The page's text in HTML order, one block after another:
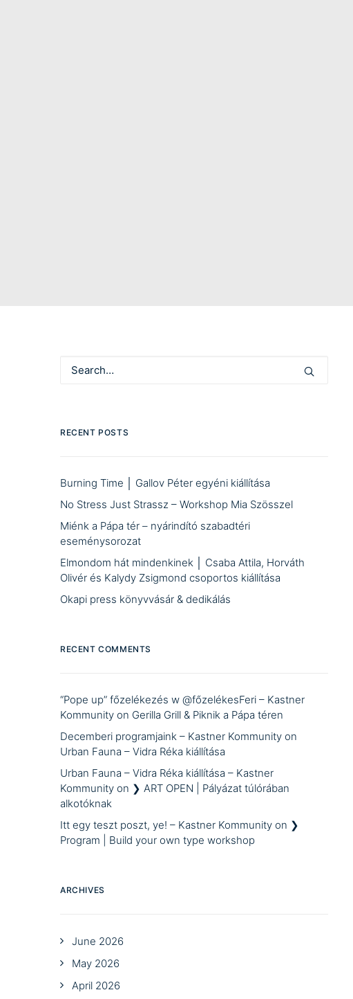
RECENT POSTS
Burning Time │ Gallov Péter egyéni kiállítása
No Stress Just Strassz – Workshop Mia Szösszel
Miénk a Pápa tér – nyárindító szabadtéri
eseménysorozat
Elmondom hát mindenkinek │ Csaba Attila, Horváth
Olivér és Kalydy Zsigmond csoportos kiállítása
Okapi press könyvvásár & dedikálás
RECENT COMMENTS
“Pope up” főzelékezés w @főzelékesFeri – Kastner
Kommunity on Gerilla Grill & Piknik a Pápa téren
Decemberi programjaink – Kastner Kommunity on
Urban Fauna – Vidra Réka kiállítása
Urban Fauna – Vidra Réka kiállítása – Kastner
Kommunity on ❯ ART OPEN | Pályázat túlórában
alkotóknak
Itt egy teszt poszt, ye! – Kastner Kommunity on ❯
Program | Build your own type workshop
ARCHIVES
June 2026
May 2026
April 2026